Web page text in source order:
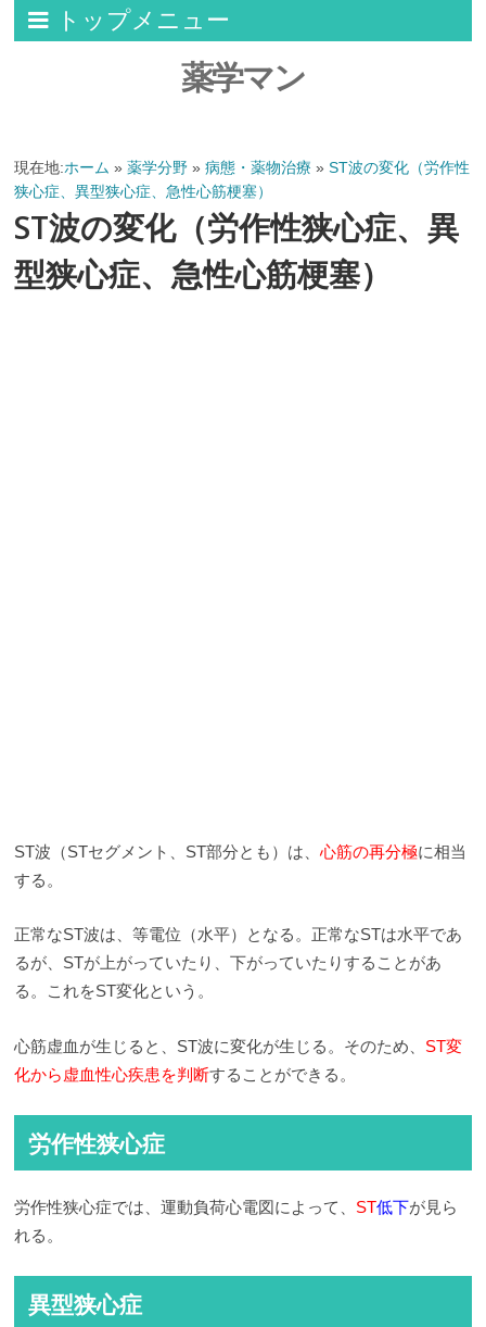
トップメニュー
薬学マン
現在地:ホーム »薬学分野 »病態・薬物治療 »ST波の変化（労作性
狭心症、異型狭心症、急性心筋梗塞）
ST波の変化（労作性狭心症、異
型狭心症、急性心筋梗塞）
ST波（STセグメント、ST部分とも）は、心筋の再分極に相当
する。
正常なST波は、等電位（水平）となる。正常なSTは水平であ
るが、STが上がっていたり、下がっていたりすることがあ
る。これをST変化という。
心筋虚血が生じると、ST波に変化が生じる。そのため、 ST変
化から虚血性心疾患を判断することができる。
労作性狭心症
労作性狭心症では、運動負荷心電図によって、 ST低下が見ら
れる。
異型狭心症